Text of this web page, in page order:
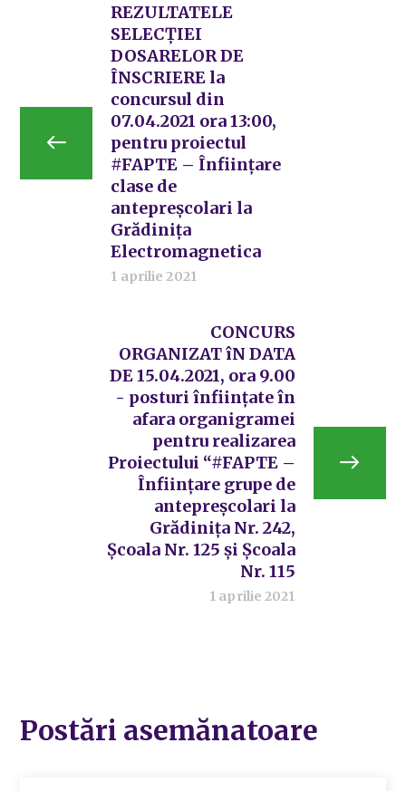
REZULTATELE
SELECŢIEI
DOSARELOR DE
ÎNSCRIERE la
concursul din
07.04.2021 ora 13:00,
pentru proiectul
#FAPTE – Înființare
clase de
antepreșcolari la
Grădinița
Electromagnetica
1 aprilie 2021
CONCURS
ORGANIZAT îN DATA
DE 15.04.2021, ora 9.00
- posturi înființate în
afara organigramei
pentru realizarea
Proiectului “#FAPTE –
Înființare grupe de
antepreșcolari la
Grădinița Nr. 242,
Școala Nr. 125 și Școala
Nr. 115
1 aprilie 2021
Postări asemănatoare